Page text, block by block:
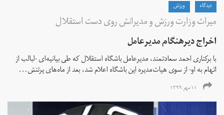
دیدگاه ورزش
میراث وزارت ورزش و مدیرانش روی دست استقلال
اخراج دیرهنگام مدیرعامل
با برکناری احمد سعادتمند، مدیرعامل باشگاه استقلال که طی بیانیه‌ای -لبالب از
اتهام به او- از سوی هیات‌مدیره این باشگاه اعلام شد، بعد از ماه‌های پرتنش...
۱۱ مهر ۱۳۹۹